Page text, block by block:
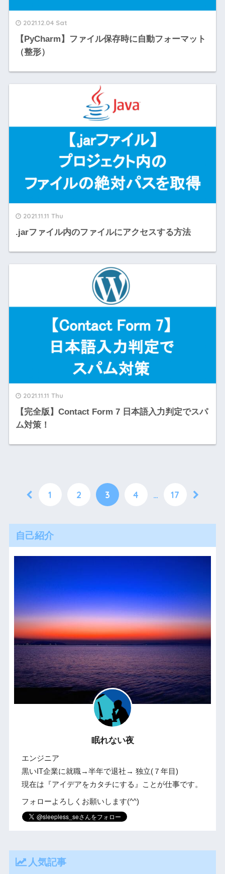
2021.12.04 Sat
【PyCharm】ファイル保存時に自動フォーマット
（整形）
2021.11.11 Thu
.jarファイル内のファイルにアクセスする方法
2021.11.11 Thu
【完全版】Contact Form 7 日本語入力判定でスパ
ム対策！
1 2 3 4 … 17
自己紹介
眠れない夜
エンジニア
黒いIT企業に就職→半年で退社→ 独立(７年目)
現在は『アイデアをカタチにする』ことが仕事です。
フォローよろしくお願いします(^^)
人気記事